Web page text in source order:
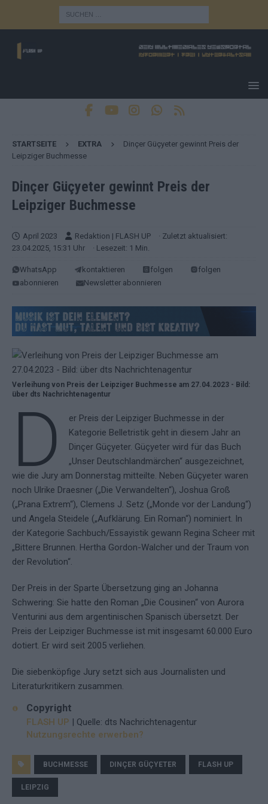
STARTSEITE EXTRA
Dinçer Güçyeter gewinnt Preis der
Leipziger Buchmesse
Dinçer Güçyeter gewinnt Preis der
Leipziger Buchmesse
April 2023 Redaktion | FLASH UP
· Zuletzt aktualisiert:
23.04.2025, 15:31 Uhr
· Lesezeit: 1 Min.
WhatsApp kontaktieren folgen
folgen
abonnieren
Newsletter abonnieren
Verleihung von Preis der Leipziger Buchmesse am 27.04.2023 - Bild:
über dts Nachrichtenagentur
D
er Preis der Leipziger Buchmesse in der
Kategorie Belletristik geht in diesem Jahr an
Dinçer Güçyeter. Güçyeter wird für das Buch
„Unser Deutschlandmärchen“ ausgezeichnet,
wie die Jury am Donnerstag mitteilte. Neben Güçyeter waren
noch Ulrike Draesner („Die Verwandelten“), Joshua Groß
(„Prana Extrem“), Clemens J. Setz („Monde vor der Landung“)
und Angela Steidele („Aufklärung. Ein Roman“) nominiert. In
der Kategorie Sachbuch/Essayistik gewann Regina Scheer mit
„Bittere Brunnen. Hertha Gordon-Walcher und der Traum von
der Revolution“.
Der Preis in der Sparte Übersetzung ging an Johanna
Schwering: Sie hatte den Roman „Die Cousinen“ von Aurora
Venturini aus dem argentinischen Spanisch übersetzt. Der
Preis der Leipziger Buchmesse ist mit insgesamt 60.000 Euro
dotiert. Er wird seit 2005 verliehen.
Die siebenköpfige Jury setzt sich aus Journalisten und
Literaturkritikern zusammen.
Copyright
FLASH UP | Quelle: dts Nachrichtenagentur
Nutzungsrechte erwerben?
BUCHMESSE DINÇER GÜÇYETER FLASH UP
LEIPZIG